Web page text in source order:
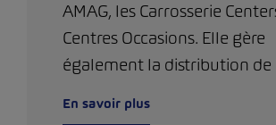
AMAG, les Carrosserie
Centres Occasions. Elle gère
également la distribution de
En savoir plus